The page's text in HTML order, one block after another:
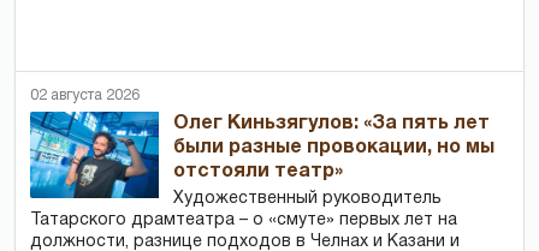
02 августа 2026
Олег Киньзягулов: «За пять лет
были разные провокации, но мы
отстояли театр»
Художественный руководитель
Татарского драмтеатра – о «смуте» первых лет на
должности, разнице подходов в Челнах и Казани и